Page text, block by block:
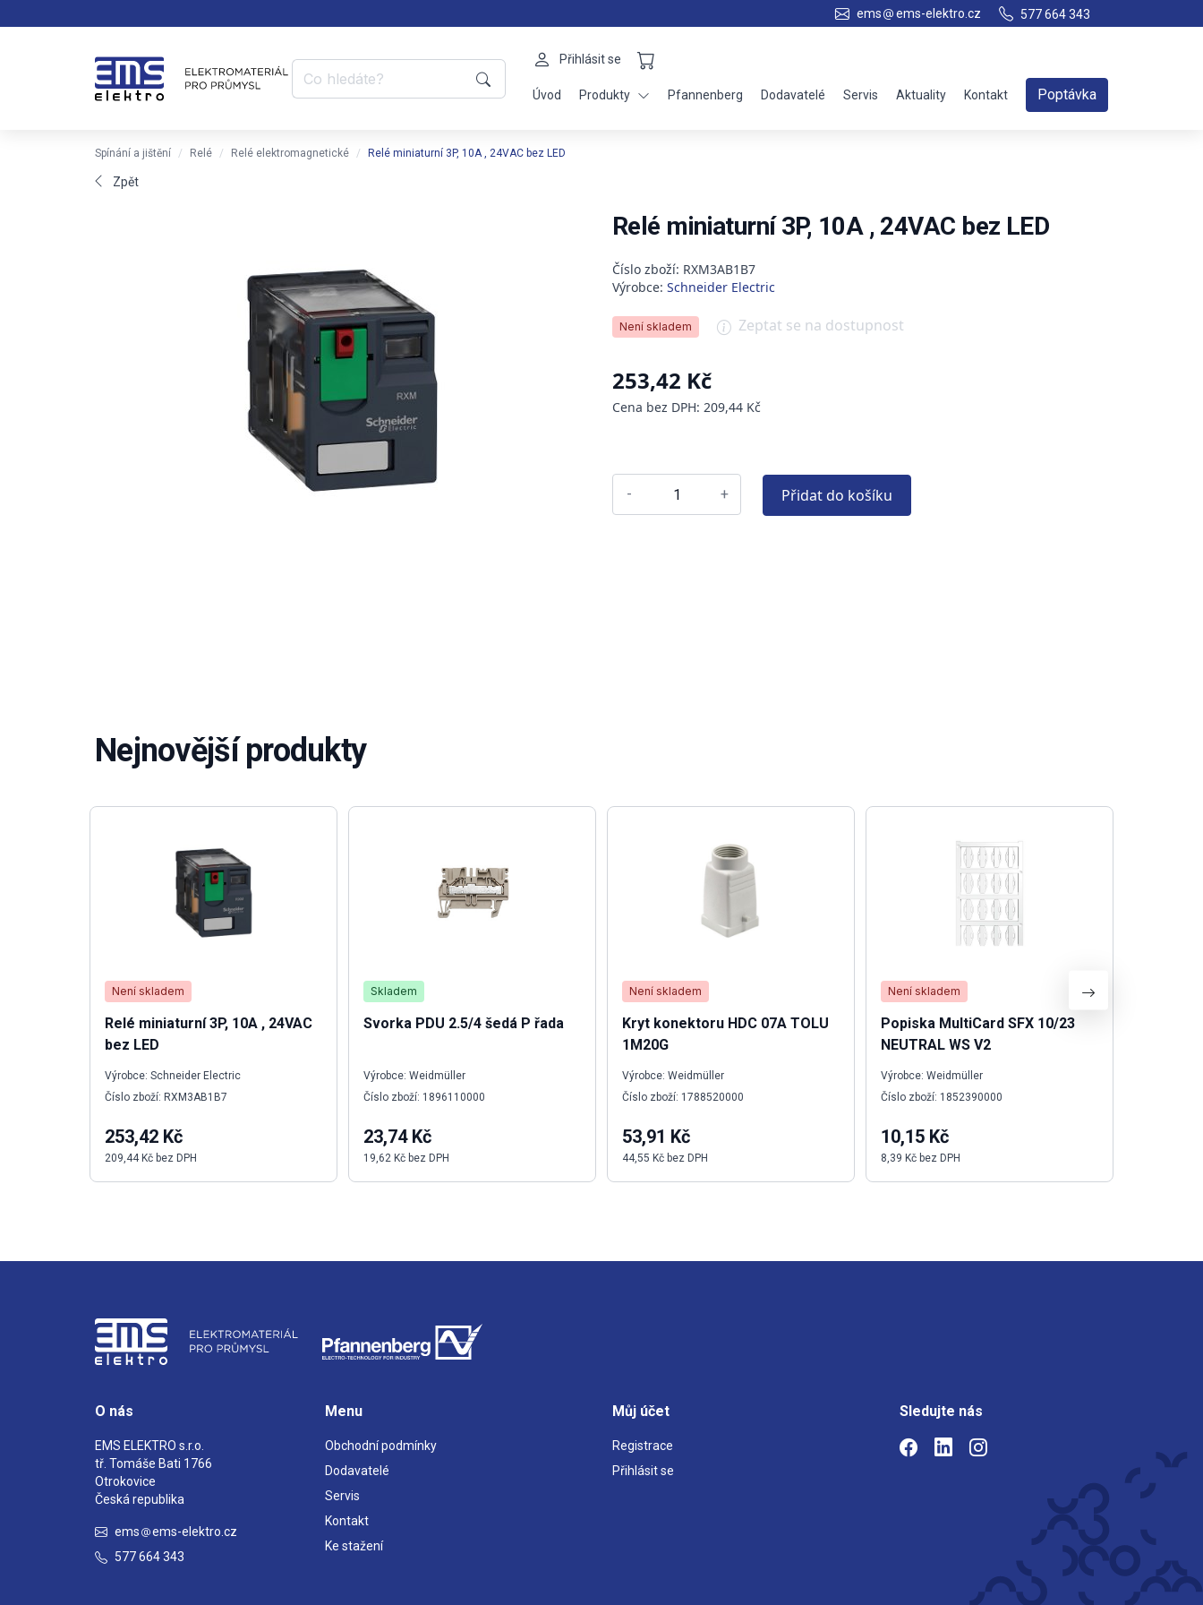
ems ems-elektro.cz 577 664 343
Přihlásit se
Úvod Produkty Pfannenberg Dodavatelé Servis Aktuality Kontakt Poptávka
Spínání a jištění Relé Relé elektromagnetické Relé miniaturní 3P, 10A , 24VAC bez LED
Zpět
Relé miniaturní 3P, 10A , 24VAC bez LED
Číslo zboží: RXM3AB1B7
Výrobce: Schneider Electric
Není skladem Zeptat se na dostupnost
253,42 Kč
Cena bez DPH: 209,44 Kč
- + Přidat do košíku
Nejnovější produkty
Není skladem
Relé miniaturní 3P, 10A , 24VAC
bez LED
Výrobce: Schneider Electric
Číslo zboží: RXM3AB1B7
253,42 Kč
209,44 Kč bez DPH
Skladem
Svorka PDU 2.5/4 šedá P řada
Výrobce: Weidmüller
Číslo zboží: 1896110000
23,74 Kč
19,62 Kč bez DPH
Není skladem
Kryt konektoru HDC 07A TOLU
1M20G
Výrobce: Weidmüller
Číslo zboží: 1788520000
53,91 Kč
44,55 Kč bez DPH
Není skladem
Popiska MultiCard SFX 10/23
NEUTRAL WS V2
Výrobce: Weidmüller
Číslo zboží: 1852390000
10,15 Kč
8,39 Kč bez DPH
O nás
EMS ELEKTRO s.r.o.
tř. Tomáše Bati 1766
Otrokovice
Česká republika
ems
ems-elektro.cz
577 664 343
Menu
Obchodní podmínky
Dodavatelé
Servis
Kontakt
Ke stažení
Můj účet
Registrace
Přihlásit se
Sledujte nás